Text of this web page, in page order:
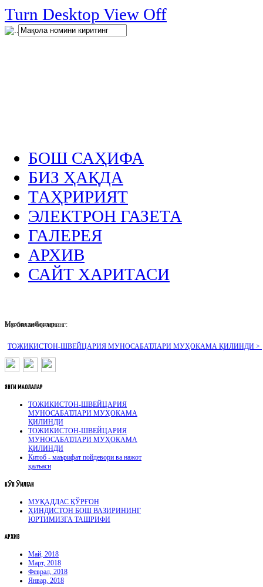
Turn Desktop View Off
.
БОШ САҲИФА
БИЗ ҲАҚДА
ТАҲРИРИЯТ
ЭЛЕКТРОН ГАЗЕТА
ГАЛЕРЕЯ
АРХИВ
САЙТ ХАРИТАСИ
Муҳим хабарлар :
ТОЖИКИСТОН-ШВЕЙЦАРИЯ МУНОСАБАТЛАРИ МУҲОКАМА ҚИЛИНДИ >
Биз билан боғланинг:
ЯНГИ МАҚОЛАЛАР
ТОЖИКИСТОН-ШВЕЙЦАРИЯ
МУНОСАБАТЛАРИ МУҲОКАМА
ҚИЛИНДИ
ТОЖИКИСТОН-ШВЕЙЦАРИЯ
МУНОСАБАТЛАРИ МУҲОКАМА
ҚИЛИНДИ
Китоб - маърифат пойдевори ва нажот
қалъаси
КӮП ӮҚИЛГАН
МУҚАДДАС ҚЎРҒОН
ҲИНДИСТОН БОШ ВАЗИРИНИНГ
ЮРТИМИЗГА ТАШРИФИ
АРХИВ
Май, 2018
Март, 2018
Феврал, 2018
Январ, 2018